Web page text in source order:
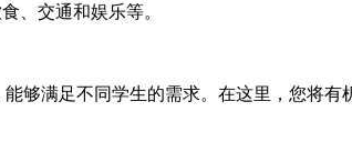
食、交通和娱乐等。
够满足不同学生的需求。在这里，您将有